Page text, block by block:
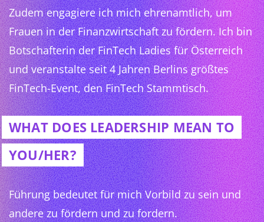
Zudem engagiere ich mich ehrenamtlich, um
Frauen in der Finanzwirtschaft zu fördern. Ich bin
Botschafterin der FinTech Ladies für Österreich
und veranstalte seit 4 Jahren Berlins größtes
FinTech-Event, den FinTech Stammtisch.
WHAT DOES LEADERSHIP MEAN TO
YOU/HER?
Führung bedeutet für mich Vorbild zu sein und
andere zu fördern und zu fordern.